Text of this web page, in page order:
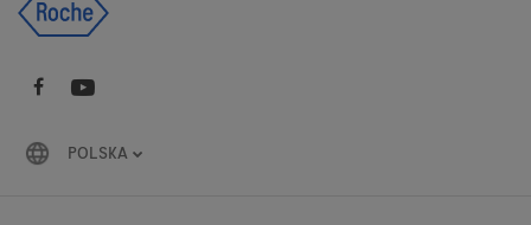
POLSKA